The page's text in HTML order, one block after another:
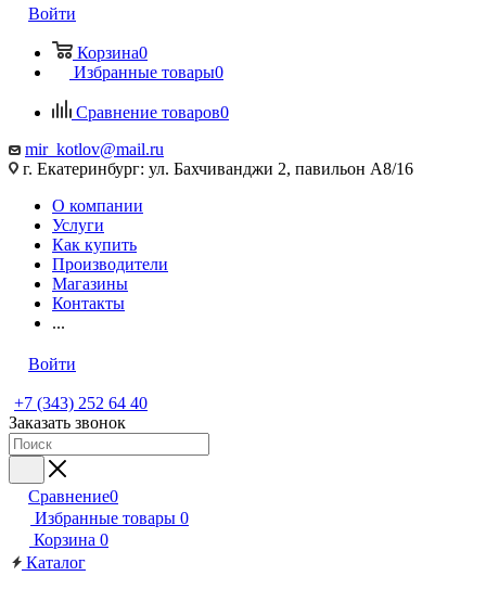
Войти
Корзина0
Избранные товары0
Сравнение товаров0
mir_kotlov@mail.ru
г. Екатеринбург: ул. Бахчиванджи 2, павильон А8/16
О компании
Услуги
Как купить
Производители
Магазины
Контакты
...
Войти
+7 (343) 252 64 40
Заказать звонок
Сравнение0
Избранные товары 0
Корзина 0
Каталог